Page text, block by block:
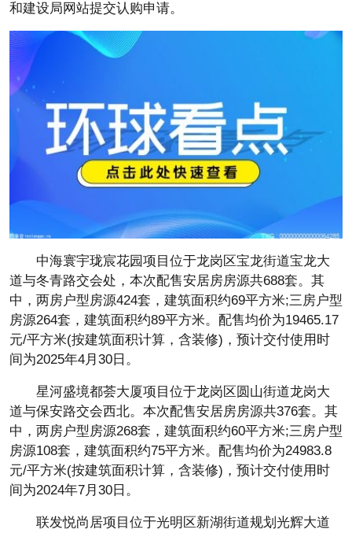
和建设局网站提交认购申请。
中海寰宇珑宸花园项目位于龙岗区宝龙街道宝龙大
道与冬青路交会处，本次配售安居房房源共688套。其
中，两房户型房源424套，建筑面积约69平方米;三房户型
房源264套，建筑面积约89平方米。配售均价为19465.17
元/平方米(按建筑面积计算，含装修)，预计交付使用时
间为2025年4月30日。
星河盛境都荟大厦项目位于龙岗区圆山街道龙岗大
道与保安路交会西北。本次配售安居房房源共376套。其
中，两房户型房源268套，建筑面积约60平方米;三房户型
房源108套，建筑面积约75平方米。配售均价为24983.8
元/平方米(按建筑面积计算，含装修)，预计交付使用时
间为2024年7月30日。
联发悦尚居项目位于光明区新湖街道规划光辉大道